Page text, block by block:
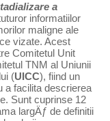
a
informatiilor
maligne ale
vizate. Acest
Comitetul Unit
TNM al Uniunii
(UICC), fiind un
a facilita descrierea
Sunt cuprinse 12
largÄƒ de definitii